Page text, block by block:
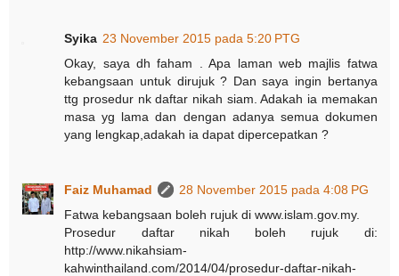
Syika 23 November 2015 pada 5:20 PTG
Okay, saya dh faham . Apa laman web majlis fatwa
kebangsaan untuk dirujuk ? Dan saya ingin bertanya
ttg prosedur nk daftar nikah siam. Adakah ia memakan
masa yg lama dan dengan adanya semua dokumen
yang lengkap,adakah ia dapat dipercepatkan ?
Faiz Muhamad
28 November 2015 pada 4:08 PG
Fatwa kebangsaan boleh rujuk di www.islam.gov.my.
Prosedur daftar nikah boleh rujuk di:
http://www.nikahsiam-
kahwinthailand.com/2014/04/prosedur-daftar-nikah-